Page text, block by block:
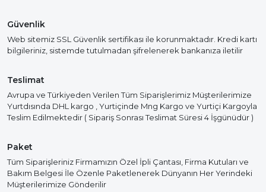
Güvenlik
Web sitemiz SSL Güvenlik sertifikası ile korunmaktadır. Kredi kartı
bilgileriniz, sistemde tutulmadan şifrelenerek bankanıza iletilir
Teslimat
Avrupa ve Türkiyeden Verilen Tüm Siparişlerimiz Müşterilerimize
Yurtdısında DHL kargo , Yurtiçinde Mng Kargo ve Yurtiçi Kargoyla
Teslim Edilmektedir ( Sipariş Sonrası Teslimat Süresi 4 İşgünüdür )
Paket
Tüm Siparişleriniz Firmamızın Özel İpli Çantası, Firma Kutuları ve
Bakım Belgesi İle Özenle Paketlenerek Dünyanın Her Yerindeki
Müşterilerimize Gönderilir